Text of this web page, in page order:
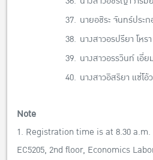
37. นายอชิระ จันทร์ประ
38. นางสาวอรปรียา โหรา
39. นางสาวอรรวินท์ เอี่
40. นางสาวอิสริยา แซ่โอ้ว
Note
1. Registration time is at 8.30
EC5205, 2nd floor, Economics